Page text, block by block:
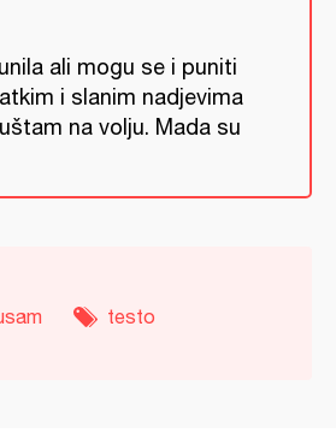
ali mogu se i puniti
i slanim nadjevima
na volju. Mada su
testo